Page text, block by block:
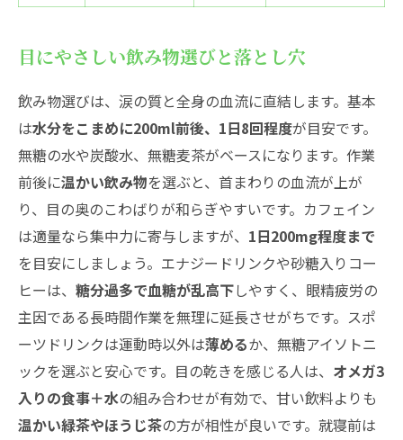
目にやさしい飲み物選びと落とし穴
飲み物選びは、涙の質と全身の血流に直結します。基本
は水分をこまめに200ml前後、1日8回程度が目安です。
無糖の水や炭酸水、無糖麦茶がベースになります。作業
前後に温かい飲み物を選ぶと、首まわりの血流が上が
り、目の奥のこわばりが和らぎやすいです。カフェイン
は適量なら集中力に寄与しますが、 1日200mg程度まで
を目安にしましょう。エナジードリンクや砂糖入りコー
ヒーは、 糖分過多で血糖が乱高下しやすく、眼精疲労の
主因である長時間作業を無理に延長させがちです。スポ
ーツドリンクは運動時以外は薄めるか、無糖アイソトニ
ックを選ぶと安心です。目の乾きを感じる人は、 オメガ3
入りの食事＋水の組み合わせが有効で、甘い飲料よりも
温かい緑茶やほうじ茶の方が相性が良いです。就寝前は